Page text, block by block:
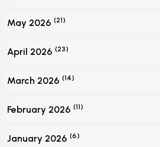
May 2026 (21)
April 2026 (23)
March 2026 (14)
February 2026 (11)
January 2026 (6)